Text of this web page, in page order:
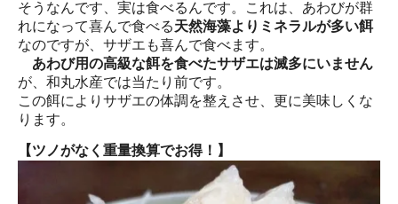
そうなんです、実は食べるんです。これは、あわびが群
れになって喜んで食べる天然海藻よりミネラルが多い餌
なのですが、サザエも喜んで食べます。
あわび用の高級な餌を食べたサザエは滅多にいません
が、和丸水産では当たり前です。
この餌によりサザエの体調を整えさせ、更に美味しくな
ります。
【ツノがなく重量換算でお得！】